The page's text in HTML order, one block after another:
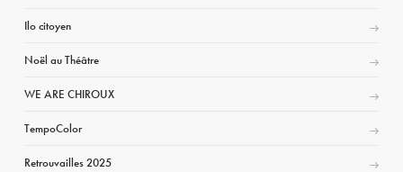
Ilo citoyen
Noël au Théâtre
WE ARE CHIROUX
TempoColor
Retrouvailles 2025